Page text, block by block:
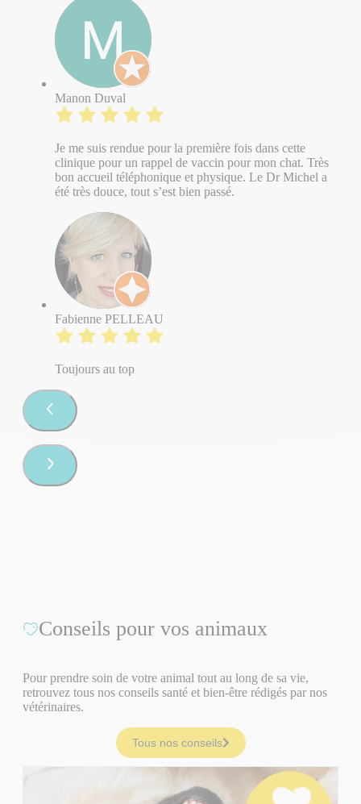
Manon Duval
Je me suis rendue pour la première fois dans cette
clinique pour un rappel de vaccin pour mon chat. Très
bon accueil téléphonique et physique. Le Dr Michel a
été très douce, tout s’est bien passé.
Fabienne PELLEAU
Toujours au top
Conseils pour vos animaux
Pour prendre soin de votre animal tout au long de sa vie,
retrouvez tous nos conseils santé et bien-être rédigés par nos
vétérinaires.
Tous nos conseils